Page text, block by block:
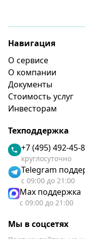
Навигация
О сервисе
О компании
Документы
Стоимость услуг
Инвесторам
Техподдержка
+7 (495) 492-45-
круглосуточно
Telegram
с 09:00 до 21:00
Max поддержка
с 09:00 до 21:00
Мы в соцсетях